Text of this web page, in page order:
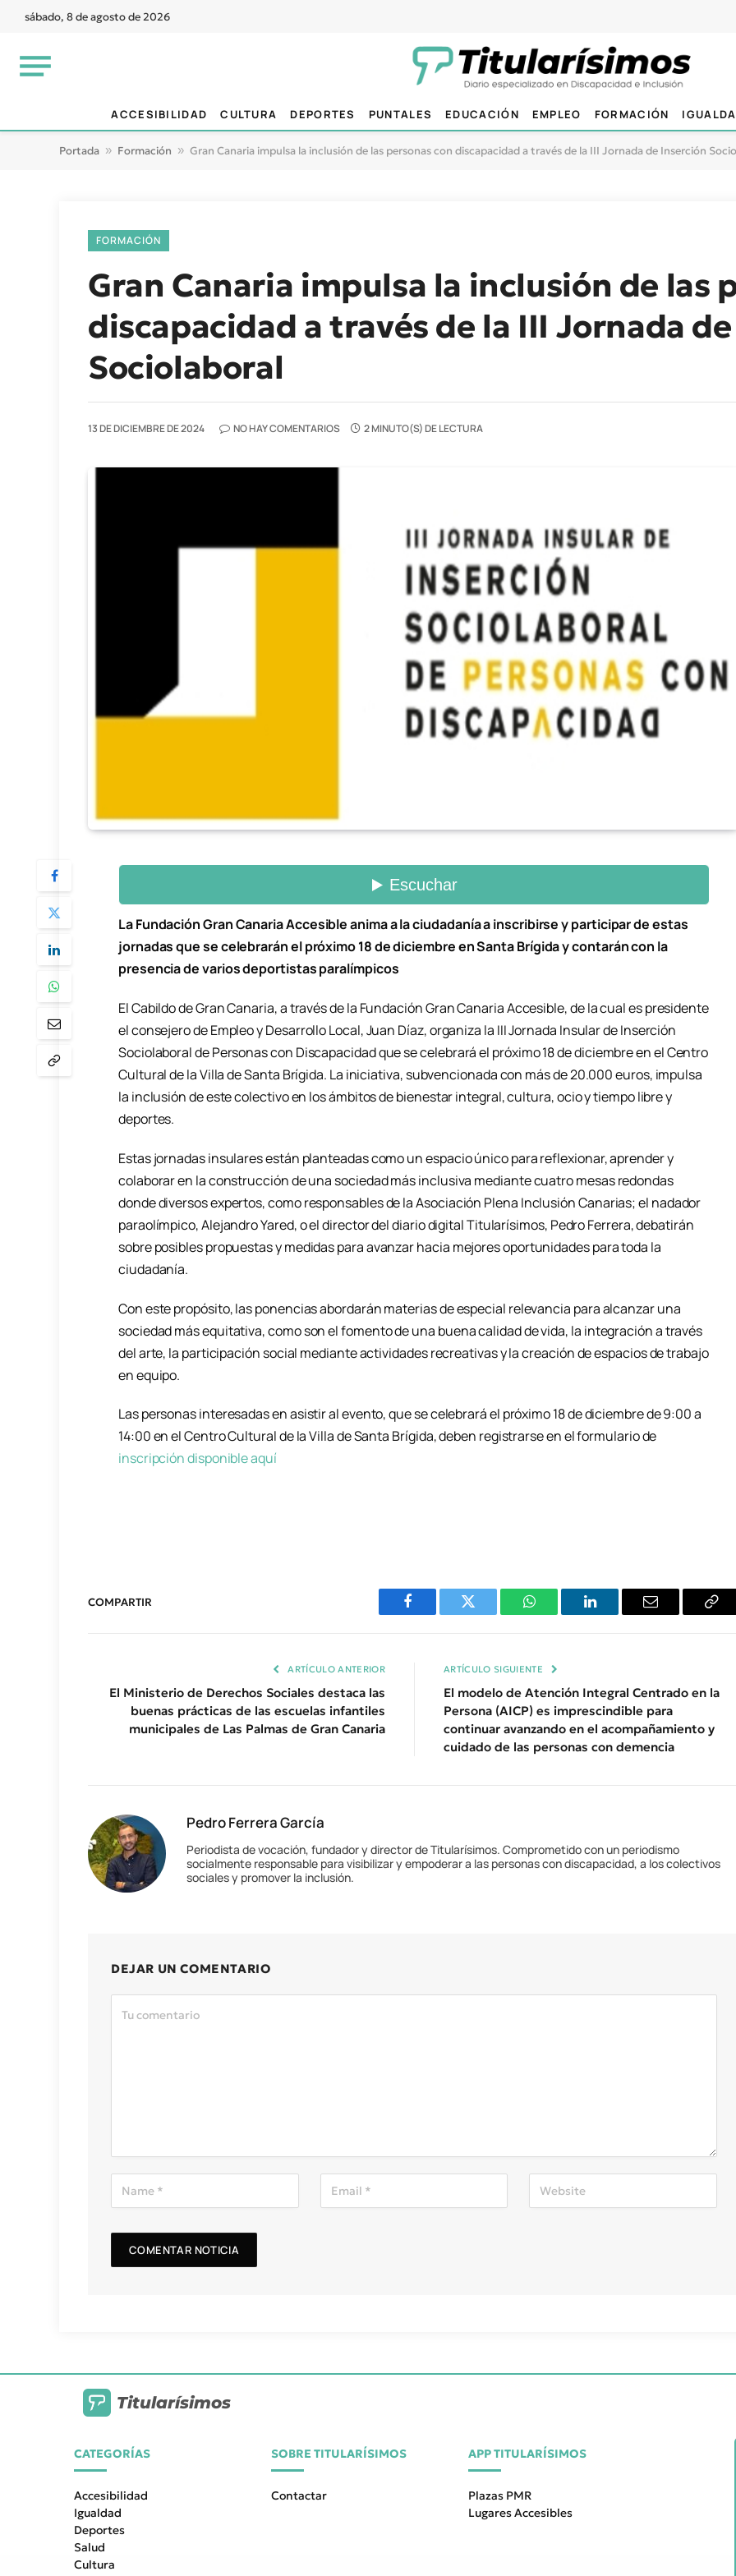
sábado, 8 de agosto de 2026
ACCESIBILIDAD CULTURA DEPORTES PUNTALES EDUCACIÓN EMPLEO FORMACIÓN
Portada » Formación » Gran Canaria impulsa la inclusión de las personas con discapacidad a través de la III Jornada de Inserción
FORMACIÓN
Gran Canaria impulsa la inclusión de las
discapacidad a través de la III Jornada
Sociolaboral
13 DE DICIEMBRE DE 2024 NO HAY COMENTARIOS 2 MINUTO(S) DE LECTURA
La Fundación Gran Canaria Accesible anima a la ciudadanía a inscribirse y participar de estas
jornadas que se celebrarán el próximo 18 de diciembre en Santa Brígida y contarán con la
presencia de varios deportistas paralímpicos
El Cabildo de Gran Canaria, a través de la Fundación Gran Canaria Accesible, de la cual es presidente
el consejero de Empleo y Desarrollo Local, Juan Díaz, organiza la III Jornada Insular de Inserción
Sociolaboral de Personas con Discapacidad que se celebrará el próximo 18 de diciembre en el Centro
Cultural de la Villa de Santa Brígida. La iniciativa, subvencionada con más de 20.000 euros, impulsa
la inclusión de este colectivo en los ámbitos de bienestar integral, cultura, ocio y tiempo libre y
deportes.
Estas jornadas insulares están planteadas como un espacio único para reflexionar, aprender y
colaborar en la construcción de una sociedad más inclusiva mediante cuatro mesas redondas
donde diversos expertos, como responsables de la Asociación Plena Inclusión Canarias; el nadador
paraolímpico, Alejandro Yared, o el director del diario digital Titularísimos, Pedro Ferrera, debatirán
sobre posibles propuestas y medidas para avanzar hacia mejores oportunidades para toda la
ciudadanía.
Con este propósito, las ponencias abordarán materias de especial relevancia para alcanzar una
sociedad más equitativa, como son el fomento de una buena calidad de vida, la integración a través
del arte, la participación social mediante actividades recreativas y la creación de espacios de trabajo
en equipo.
Las personas interesadas en asistir al evento, que se celebrará el próximo 18 de diciembre de 9:00 a
14:00 en el Centro Cultural de la Villa de Santa Brígida, deben registrarse en el formulario de
inscripción disponible aquí
COMPARTIR
Facebook Twitter WhatsAppLinkedIn Email
ARTÍCULO ANTERIOR
El Ministerio de Derechos Sociales destaca las
buenas prácticas de las escuelas infantiles
municipales de Las Palmas de Gran Canaria
ARTÍCULO SIGUIENTE
El modelo de Atención Integral Centrado en la
Persona (AICP) es imprescindible para
continuar avanzando en el acompañamiento y
cuidado de las personas con demencia
Pedro Ferrera García
Periodista de vocación, fundador y director de Titularísimos. Comprometido con un periodismo
socialmente responsable para visibilizar y empoderar a las personas con discapacidad, a los colectivos
sociales y promover la inclusión.
DEJAR UN COMENTARIO
Titularísimos
CATEGORÍAS
Accesibilidad
Igualdad
Deportes
Salud
Cultura
SOBRE TITULARÍSIMOS
Contactar
APP TITULARÍSIMOS
Plazas PMR
Lugares Accesibles